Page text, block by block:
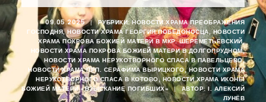
09.05.2025 | РУБРИКИ:НОВОСТИ ХРАМА ПРЕОБРАЖЕНИЯ
ГОСПОДНЯ, НОВОСТИ ХРАМА ГЕОРГИЯ ПОБЕДОНОСЦА,НОВОСТИ
ХРАМА ПОКРОВА БОЖИЕЙ МАТЕРИ В МКР. ШЕРЕМЕТЬЕВСКИЙ,
НОВОСТИ ХРАМА ПОКРОВА БОЖИЕЙ МАТЕРИ В ДОЛГОПРУДНОМ,
НОВОСТИ ХРАМА НЕРУКОТВОРНОГО СПАСА В ПАВЕЛЬЦЕВО,
НОВОСТИ ХРАМА ПРП. СЕРАФИМА ВЫРИЦКОГО,НОВОСТИ ХРАМА
НЕРУКОТВОРНОГО СПАСА В КОТОВО,НОВОСТИ ХРАМА ИКОНЫ
БОЖИЕЙ МАТЕРИ «ВЗЫСКАНИЕ ПОГИБШИХ»
| АВТОР:I. АЛЕКСИЙ
ЛУНЁВ